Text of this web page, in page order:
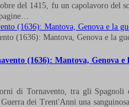
del 1415, fu un capolavoro del
(1636): Mantova, Genova
di Tornavento, tra gli Spagnoli
dei Trent'Anni una